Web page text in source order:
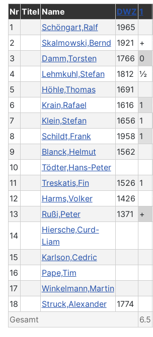
Nr Titel Name DWZ 1
1
Schöngart,Ralf 1965
2
Skalmowski,Bernd 1921 +
3
Damm,Torsten 1766 0
4
Lehmkuhl,Stefan 1812 ½
5
Höhle,Thomas 1691
6
Krain,Rafael 1616 1
7
Klein,Stefan 1656 1
8
Schildt,Frank 1958 1
9
Blanck,Helmut 1562
10
Tödter,Hans-Peter
11
Treskatis,Fin 1526 1
12
Harms,Volker 1426
13
Rußi,Peter 1371 +
14
Hiersche,Curd-
Liam
15
Karlson,Cedric
16
Pape,Tim
17
Winkelmann,Martin
18
Struck,Alexander 1774
Gesamt
6.5